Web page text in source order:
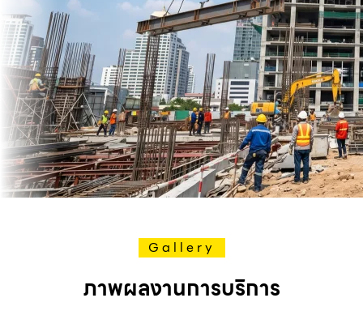
Gallery
ภาพผลงานการบริการ